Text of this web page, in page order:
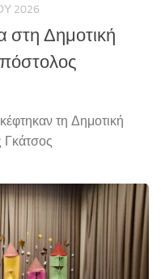
2026
στη Δημοτική
τη Δημοτική
Γκάτσος